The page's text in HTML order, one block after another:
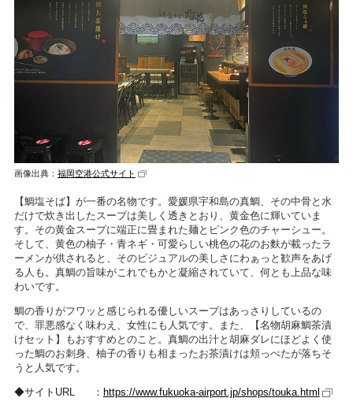
画像出典： 福岡空港公式サイト
【鯛塩そば】が一番の名物です。愛媛県宇和島の真鯛、その中骨と水
だけで炊き出したスープは美しく透きとおり、黄金色に輝いていま
す。その黄金スープに端正に畳まれた麺とピンク色のチャーシュー。
そして、黄色の柚子・青ネギ・可愛らしい桃色の花のお麩が載ったラ
ーメンが供されると、そのビジュアルの美しさにわぁっと歓声をあげ
る人も。真鯛の旨味がこれでもかと凝縮されていて、何とも上品な味
わいです。
鯛の香りがフワッと感じられる優しいスープはあっさりしているの
で、罪悪感なく味わえ、女性にも人気です。また、【名物胡麻鯛茶漬
けセット】もおすすめとのこと。真鯛の出汁と胡麻ダレにほどよく使
った鯛のお刺身、柚子の香りも相まったお茶漬けは頬っぺたが落ちそ
うと人気です。
サイトURL https://www.fukuoka-airport.jp/shops/touka.html